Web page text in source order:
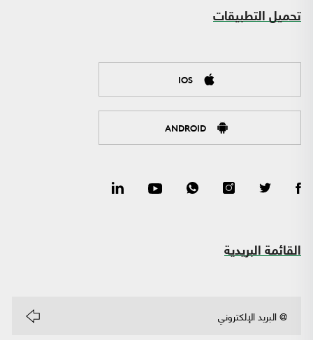
تحميل التطبيقات
IOS
ANDROID
القائمة البريدية